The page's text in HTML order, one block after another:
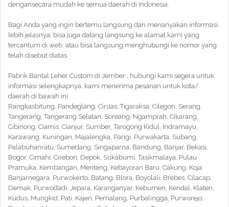
dengansecara mudah ke semua daerah di Indonesia.
Bagi Anda yang ingin bertemu langsung dan menanyakan informasi
lebih jelasnya, bisa juga datang langsung ke alamat kami yang
tercantum di web. atau bisa langsung menghubungi ke nomor yang
telah disebut diatas.
Pabrik Bantal Leher Custom di Jember , hubungi kami segera untuk
informasi selengkapnya. kami menerima pesanan untuk kota/
daerah di bawah ini
Rangkasbitung, Pandeglang, Ciruas, Tigaraksa, Cilegon, Serang,
Tangerang, Tangerang Selatan, Soreang, Ngamprah, Cikarang,
Cibinong, Ciamis, Cianjur, Sumber, Tarogong Kidul, Indramayu,
Karawang, Kuningan, Majalengka, Parigi, Purwakarta, Subang,
Palabuhanratu, Sumedang, Singaparna, Bandung, Banjar, Bekasi,
Bogor, Cimahi, Cirebon, Depok, Sukabumi, Tasikmalaya, Pulau
Pramuka, Kembangan, Menteng, Kebayoran Baru, Cakung, Koja,
Banjarnegara, Purwokerto, Batang, Blora, Boyolali, Brebes, Cilacap,
Demak, Purwodadi, Jepara, Karanganyar, Kebumen, Kendal, Klaten,
Kudus, Mungkid, Pati, Kajen, Pemalang, Purbalingga, Purworejo,